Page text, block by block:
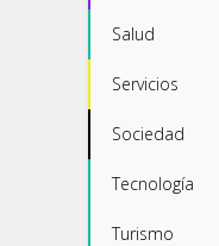
Salud
Servicios
Sociedad
Tecnología
Turismo